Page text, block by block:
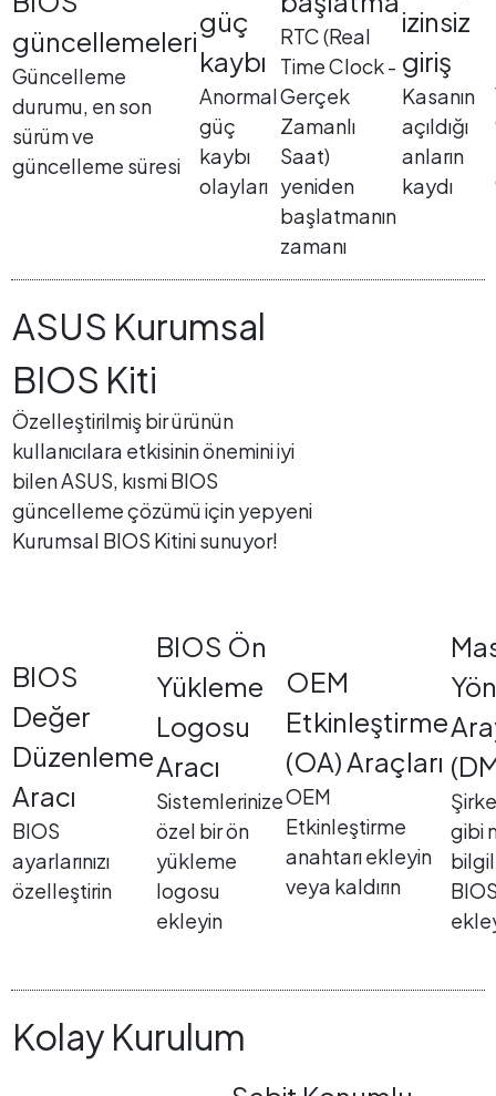
güncellemeleri
Güncelleme
durumu, en son
sürüm ve
güncelleme süresi
güç
kaybı
Anormal
güç
kaybı
olayları
RTC (Real
Time Clock -
Gerçek
Zamanlı
Saat)
yeniden
başlatmanın
zamanı
izinsiz
giriş
Kasanın
açıldığı
anların
kaydı
ASUS Kurumsal
BIOS Kiti
Özelleştirilmiş bir ürünün
kullanıcılara etkisinin önemini iyi
bilen ASUS, kısmi BIOS
güncelleme çözümü için yepyeni
Kurumsal BIOS Kitini sunuyor!
BIOS
Değer
Düzenleme
Aracı
BIOS
ayarlarınızı
özelleştirin
BIOS Ön
Yükleme
Logosu
Aracı
Sistemlerinize
özel bir ön
yükleme
logosu
ekleyin
OEM
Etkinleştirme
(OA) Araçları
OEM
Etkinleştirme
anahtarı ekleyin
veya kaldırın
gibi
Kolay Kurulum